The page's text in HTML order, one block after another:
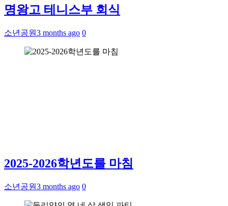
명왕고 테니스부 회식
소년공원3 months ago 0
2025-2026학년도를 마침
소년공원3 months ago 0